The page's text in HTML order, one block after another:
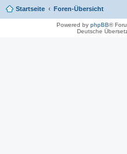
Startseite Foren-Übersicht
Powered by phpBB®
Deutsche